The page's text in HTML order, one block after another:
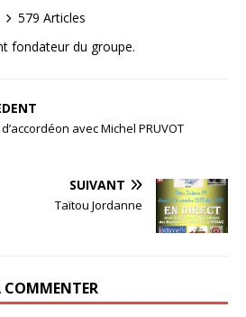
579 Articles
fondateur du groupe.
avec Michel PRUVOT
SUIVANT
Taïtou Jordanne
COMMENTER